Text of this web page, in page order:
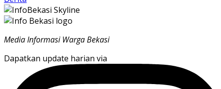
Media Informasi Warga Bekasi
Dapatkan update harian via